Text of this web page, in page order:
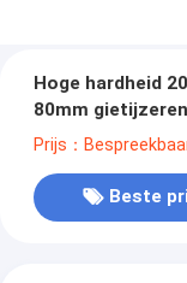
Hoge hardheid
80mm
Prijs：
Beste